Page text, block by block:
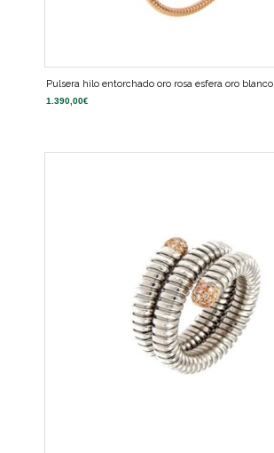
Pulsera hilo entorchado oro rosa esfera oro blanco
1.390,00€